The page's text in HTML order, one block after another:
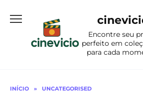
para
conteúdo
Encontre seu
perfeito em
para cada
INÍCIO » UNCATEGORISED